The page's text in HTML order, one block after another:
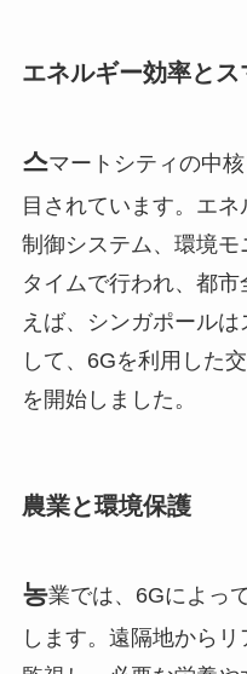
エネルギー効率とス
스マートシティの中
目されています。エ
制御システム、環境
タイムで行われ、都
えば、シンガポール
して、6Gを利用した
を開始しました。
農業と環境保護
농業では、6Gによっ
します。遠隔地から